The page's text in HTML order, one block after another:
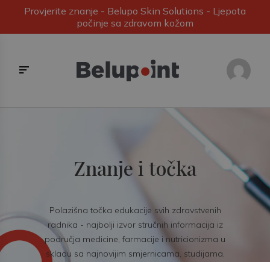
Provjerite znanje - Belupo Skin Solutions - Ljepota
počinje sa zdravom kožom
Znanje i točka
Polazišna točka edukacije svih zdravstvenih
radnika - najbolji izvor stručnih informacija iz
područja medicine, farmacije i nutricionizma u
skladu sa najnovijim smjernicama, studijama,